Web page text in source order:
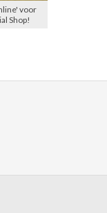
voor
Shop!